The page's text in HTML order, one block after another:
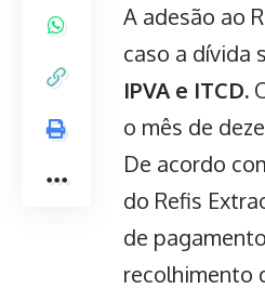
A adesão ao
caso a dívida
IPVA e ITCD.
o mês de
De acordo
do Refis
de
recolhimento